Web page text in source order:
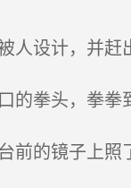
设计，并赶
拳头，拳拳
的镜子上照